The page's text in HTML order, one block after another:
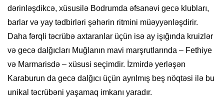
dərinləşdikcə, xüsusilə Bodrumda əfsanəvi gecə klubları,
barlar və yay tədbirləri şəhərin ritmini müəyyənləşdirir.
Daha fərqli təcrübə axtaranlar üçün isə ay işığında kruizlər
və gecə dalğıcları Muğlanın mavi marşrutlarında – Fethiye
və Marmarisdə – xüsusi seçimdir. İzmirdə yerləşən
Karaburun da gecə dalğıcı üçün ayrılmış beş nöqtəsi ilə bu
unikal təcrübəni yaşamaq imkanı yaradır.